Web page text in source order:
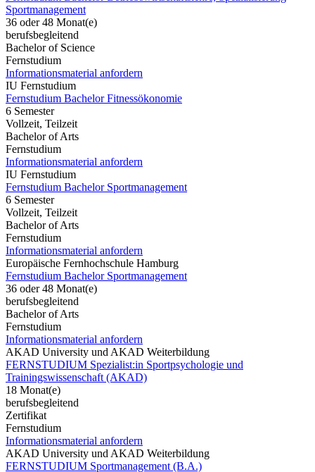
Sportmanagement
36 oder 48 Monat(e)
berufsbegleitend
Bachelor of Science
Fernstudium
Informationsmaterial anfordern
IU Fernstudium
Fernstudium Bachelor Fitnessökonomie
6 Semester
Vollzeit, Teilzeit
Bachelor of Arts
Fernstudium
Informationsmaterial anfordern
IU Fernstudium
Fernstudium Bachelor Sportmanagement
6 Semester
Vollzeit, Teilzeit
Bachelor of Arts
Fernstudium
Informationsmaterial anfordern
Europäische Fernhochschule Hamburg
Fernstudium Bachelor Sportmanagement
36 oder 48 Monat(e)
berufsbegleitend
Bachelor of Arts
Fernstudium
Informationsmaterial anfordern
AKAD University und AKAD Weiterbildung
FERNSTUDIUM Spezialist:in Sportpsychologie und
Trainingswissenschaft (AKAD)
18 Monat(e)
berufsbegleitend
Zertifikat
Fernstudium
Informationsmaterial anfordern
AKAD University und AKAD Weiterbildung
FERNSTUDIUM Sportmanagement (B.A.)